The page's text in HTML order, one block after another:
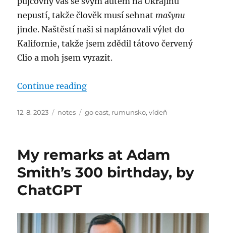
nepustí, takže člověk musí sehnat mašynu
jinde. Naštěstí naši si naplánovali výlet do
Kalifornie, takže jsem zdědil tátovo červený
Clio a moh jsem vyrazit.
Continue reading“Go East! Vídeň a Kluž”
Posted
12. 8. 2023 Categories
notes Tags
go east, rumunsko,vídeň
My remarks at Adam
Smith’s 300 birthday, by
ChatGPT